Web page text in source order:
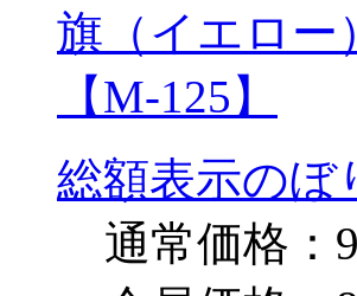
総額表示のぼ
通常価格：